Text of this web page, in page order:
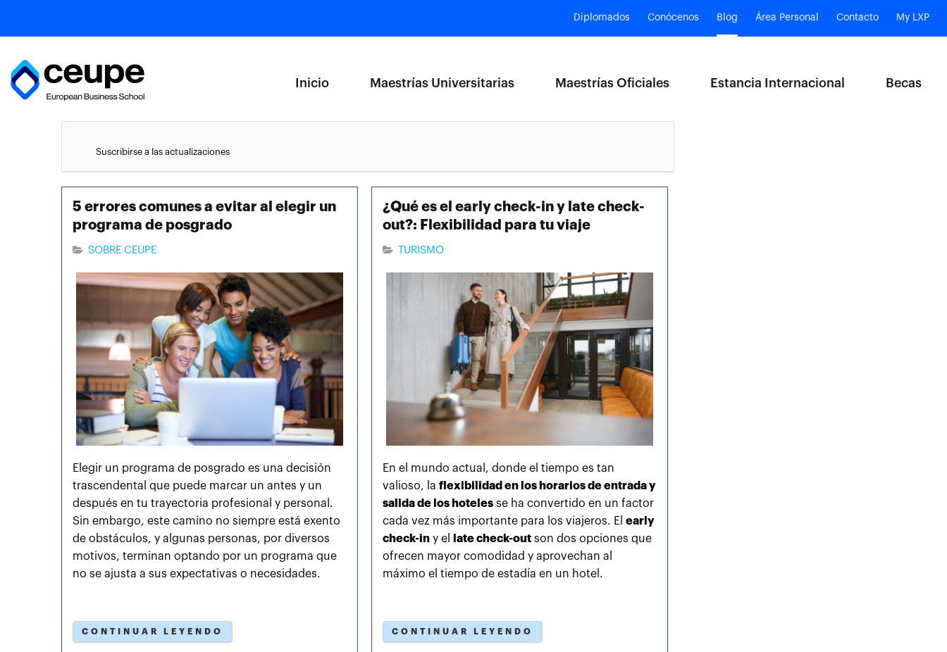
Diplomados Conócenos Blog Área Personal Contacto My LXP
Inicio Maestrías Universitarias Maestrías Oficiales Estancia Internacional Becas
Suscribirse a las actualizaciones
5 errores comunes a evitar al elegir un
programa de posgrado
SOBRE CEUPE
Elegir un programa de posgrado es una decisión
trascendental que puede marcar un antes y un
después en tu trayectoria profesional y personal.
Sin embargo, este camino no siempre está exento
de obstáculos, y algunas personas, por diversos
motivos, terminan optando por un programa que
no se ajusta a sus expectativas o necesidades.
CONTINUAR LEYENDO
¿Qué es el early check-in y late check-
out?: Flexibilidad para tu viaje
TURISMO
En el mundo actual, donde el tiempo es tan
valioso, la flexibilidad en los horarios de entrada y
salida de los hoteles se ha convertido en un factor
cada vez más importante para los viajeros. El early
check-in y el late check-out son dos opciones que
ofrecen mayor comodidad y aprovechan al
máximo el tiempo de estadía en un hotel.
CONTINUAR LEYENDO